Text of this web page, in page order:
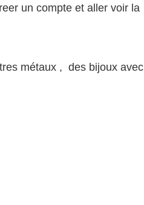
un compte et aller voir la
métaux , des bijoux avec